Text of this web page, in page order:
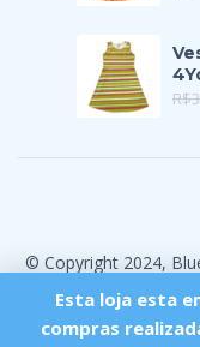
R$
© Copyright 2024,
Esta loja esta
compras